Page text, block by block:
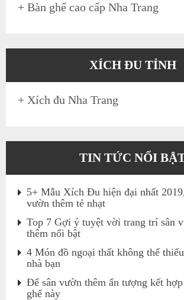
+ Bàn ghế cao cấp Nha Trang
XÍCH ĐU TỈNH
+ Xích đu Nha Trang
TIN TỨC NỔI
5+ Mẫu Xích Đu hiện đại nhất
vườn thêm tẻ nhạt
Top 7 Gợi ý tuyệt vời trang trí sân
thêm nổi bật
4 Món đồ ngoại thất không thể
nhà bạn
Để sân vườn thêm ấn tượng kết
ghế này